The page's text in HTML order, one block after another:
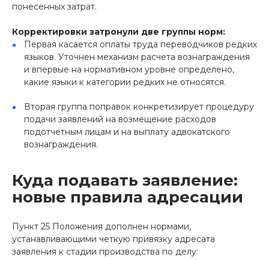
понесенных затрат.
Корректировки затронули две группы норм:
Первая касается оплаты труда переводчиков редких
языков. Уточнен механизм расчета вознаграждения
и впервые на нормативном уровне определено,
какие языки к категории редких не относятся.
Вторая группа поправок конкретизирует процедуру
подачи заявлений на возмещение расходов
подотчетным лицам и на выплату адвокатского
вознаграждения.
Куда подавать заявление:
новые правила адресации
Пункт 25 Положения дополнен нормами,
устанавливающими четкую привязку адресата
заявления к стадии производства по делу: